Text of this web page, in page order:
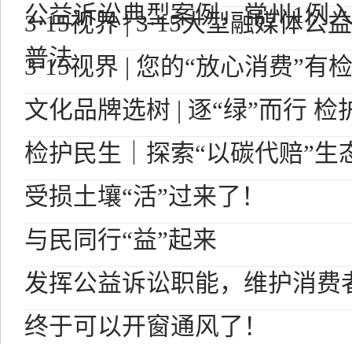
公益诉讼典型案例，常州1例
3·15视界 | 3·15大型融媒体公
普法
3·15视界 | 您的“放心消费”有
文化品牌选树 | 逐“绿”而行 检
检护民生｜探索“以碳代赔”生
受损土壤“活”过来了！
与民同行“益”起来
发挥公益诉讼职能，维护消费
终于可以开窗通风了！